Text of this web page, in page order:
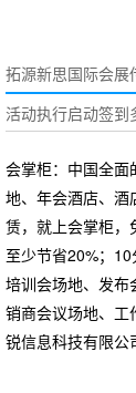
拓源新思国际会展
活动执行启动签到
会掌柜：中国全面
地、年会酒店、酒
赁，就上会掌柜，
至少节省20%；10
培训会场地、发布
销商会议场地、工
锐信息科技有限公